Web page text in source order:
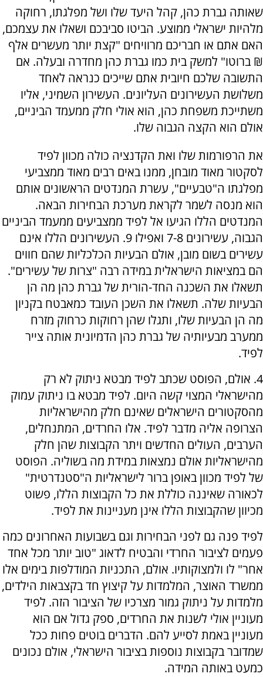
שאותה גברת כהן, קהל היעד שלו ושל מפלגתו, רחוקה
מלהיות ישראלי ממוצע. הביטו סביבכם ושאלו את עצמכם,
האם אתם או חבריכם מרוויחים "קצת יותר מעשרים אלף
₪ ברוטו" למשק בית כמו גברת כהן מחדרה ובעלה. אם
התשובה שלכם חיובית אתם שייכים כנראה לאחד
משלושת העשירונים העליונים. העשירון השמיני, אליו
משתייכת משפחת כהן, הוא אולי חלק ממעמד הביניים,
אולם הוא הקצה הגבוה שלו.
את הרפורמות שלו ואת הקדנציה כולה מכוון לפיד
לסקטור מאוד מובחן, ממנו באים רבים מאוד ממצביעי
מפלגתו ה"טבעיים", עשרת המנדטים הראשונים אותם
הוא מנסה לשמר לקראת מערכת הבחירות הבאה.
המנדטים הללו הגיעו אל לפיד ממצביעים ממעמד הביניים
הגבוה, עשירונים 7-8 ואפילו 9. העשירונים הללו אינם
עשירים בשום מובן, אולם הבעיות הכלכליות שהם חווים
הם במציאות הישראלית במידה רבה "צרות של עשירים".
תשאלו את השכנה החד-הורית של גברת כהן מה הן
הבעיות שלה. תשאלו את השכן העובד כמאבטח בקניון
מה הן הבעיות שלו, ותגלו שהן רחוקות כרחוק מזרח
ממערב מבעיותיה של גברת כהן הדמיונית אותה צייר
לפיד.
4. אולם, הפוסט שכתב לפיד מבטא ניתוק לא רק
מהישראלי המצוי קשה היום. לפיד מבטא בו ניתוק עמוק
מהסקטורים הישראלים שאינם חלק מהישראליות
הצרופה אליה מדבר לפיד. אלו החרדים, המתנחלים,
הערבים, העולים החדשים ויתר הקבוצות שהן חלק
מהישראליות אולם נמצאות במידת מה בשוליה. הפוסט
של לפיד מכוון באופן ברור לישראליות ה"סטנדרטית"
לכאורה שאיננה כוללת את כל הקבוצות הללו, פשוט
מכיוון שהקבוצות הללו אינן מעניינות את לפיד.
לפיד פנה גם לפני הבחירות וגם בשבועות האחרונים כמה
פעמים לציבור החרדי והבטיח לדאוג "טוב יותר מכל אחד
אחר" לו ולמצוקותיו. אולם, התכניות המודלפות בימים אלו
ממשרד האוצר, המלמדות על קיצוץ חד בקצבאות הילדים,
מלמדות על ניתוק גמור מצרכיו של הציבור הזה. לפיד
מעוניין אולי לשנות את החרדים, ספק גדול אם הוא
מעוניין באמת לסייע להם. הדברים בוטים פחות ככל
שמדובר בקבוצות נוספות בציבור הישראלי, אולם נכונים
כמעט באותה המידה.